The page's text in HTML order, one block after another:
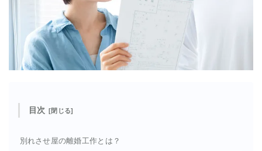
目次
別れさせ屋の離婚工作とは？